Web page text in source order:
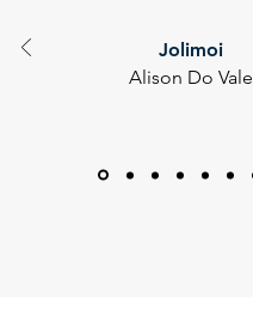
Jolimoi
Alison Do Vale